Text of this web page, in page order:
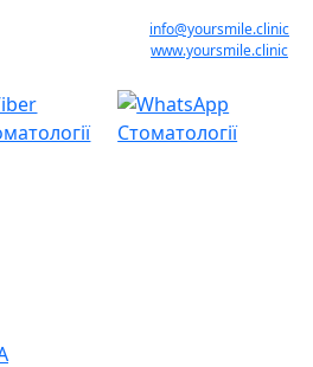
info@yoursmile.clinic
www.yoursmile.clinic